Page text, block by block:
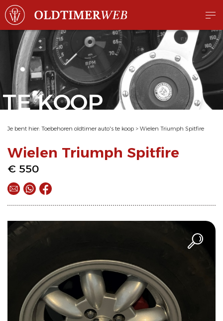
TE KOOP
Je bent hier: Toebehoren oldtimer auto's te koop > Wielen Triumph Spitfire
Wielen Triumph Spitfire
€ 550